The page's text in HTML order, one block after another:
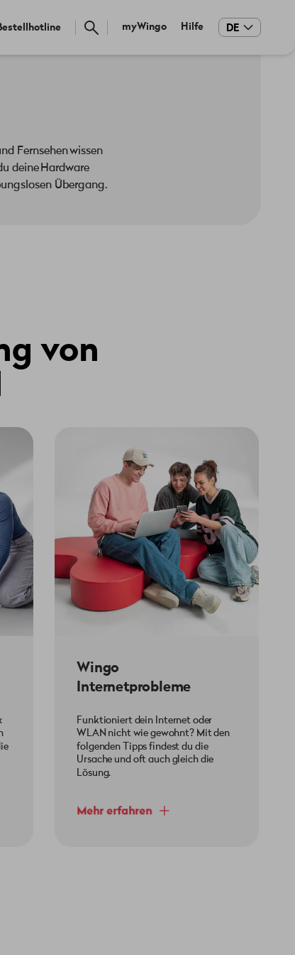
Meta
myWingo Hilfe DE
Fernsehen wissen
deine Hardware
Übergang.
von
Wingo
Internetprobleme
Funktioniert dein Internet oder
WLAN nicht wie gewohnt? Mit den
folgenden Tipps findest du die
Ursache und oft auch gleich die
Lösung.
Mehr erfahren